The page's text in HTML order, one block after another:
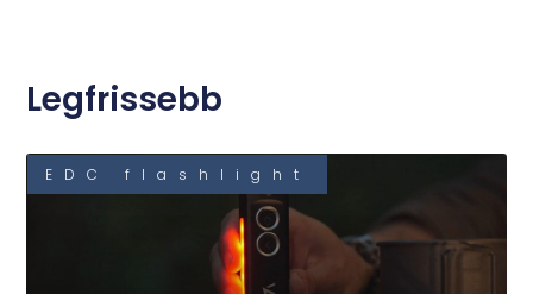
Legfrissebb
EDC flashlight